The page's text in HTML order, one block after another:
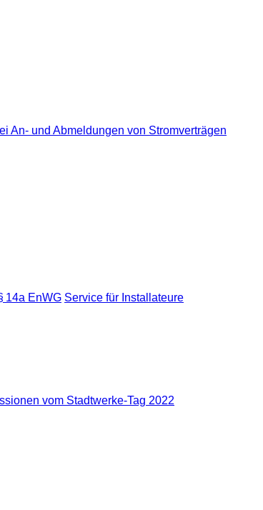
An- und Abmeldungen von Stromverträgen
14a EnWG Service für Installateure
vom Stadtwerke-Tag 2022